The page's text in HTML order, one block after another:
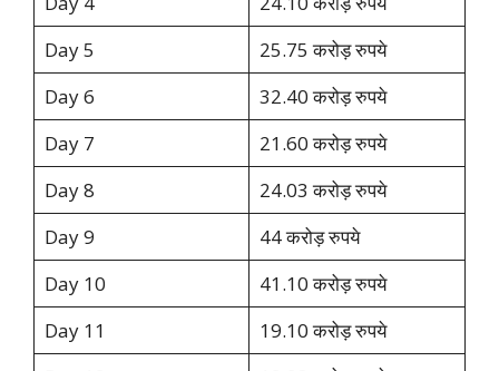
Day 5
25.75 करोड़ रुपये
Day 6
32.40 करोड़ रुपये
Day 7
21.60 करोड़ रुपये
Day 8
24.03 करोड़ रुपये
Day 9
44 करोड़ रुपये
Day 10
41.10 करोड़ रुपये
Day 11
19.10 करोड़ रुपये